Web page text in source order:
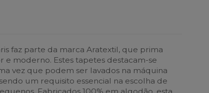
faz parte da marca Aratextil, que prima
e moderno. Estes tapetes destacam-se
vez que podem ser lavados na máquina
um requisito essencial na escolha de